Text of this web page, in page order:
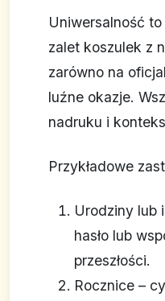
Uniwersalność
zalet koszulek z
zarówno na
luźne okazje.
nadruku i
Przykładowe
Urodziny lub
hasło lub
przeszłości.
Rocznice –